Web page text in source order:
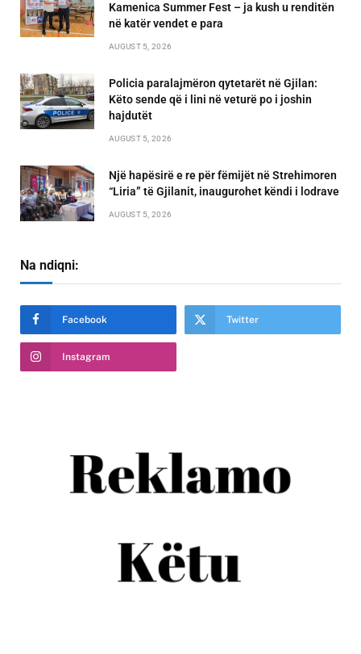
Kamenica Summer Fest – ja kush u renditën
në katër vendet e para
AUGUST 5, 2026
Policia paralajmëron qytetarët në Gjilan:
Këto sende që i lini në veturë po i joshin
hajdutët
AUGUST 5, 2026
Një hapësirë e re për fëmijët në Strehimoren
“Liria” të Gjilanit, inaugurohet këndi i lodrave
AUGUST 5, 2026
Na ndiqni:
Facebook Twitter
Instagram